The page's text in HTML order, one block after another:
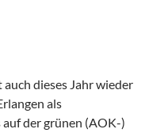
dieses Jahr wieder
als
der grünen (AOK-)